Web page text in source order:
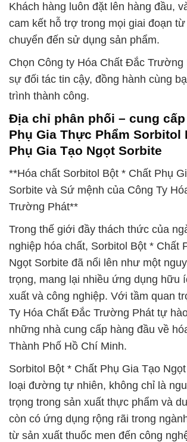
Khách hàng luôn đặt lên hàng đầu,
cam kết hỗ trợ trong mọi giai đoạn
chuyển đến sử dụng sản phẩm.
Chọn Công ty Hóa Chất Đắc Trường
sự đối tác tin cậy, đồng hành cùng
trình thành công.
Địa chỉ phân phối – cung cấp
Phụ Gia Thực Phẩm Sorbitol
Phụ Gia Tạo Ngọt Sorbite
**Hóa chất Sorbitol Bột * Chất Phụ
Sorbite và Sứ mệnh của Công Ty
Trường Phát**
Trong thế giới đầy thách thức của
nghiệp hóa chất, Sorbitol Bột * Chất
Ngọt Sorbite đã nổi lên như một
trọng, mang lại nhiều ứng dụng hữu
xuất và công nghiệp. Với tầm quan
Ty Hóa Chất Đắc Trường Phát tự
những nhà cung cấp hàng đầu về
Thành Phố Hồ Chí Minh.
Sorbitol Bột * Chất Phụ Gia Tạo
loại đường tự nhiên, không chỉ là
trọng trong sản xuất thực phẩm và
còn có ứng dụng rộng rãi trong
từ sản xuất thuốc men đến công